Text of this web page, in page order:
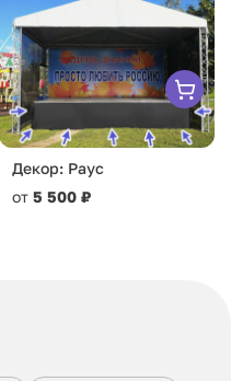
Декор: Раус
от 5 500 ₽